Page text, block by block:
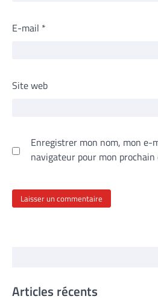
E-mail *
Site web
Enregistrer mon nom, mon e-
navigateur pour mon
Articles récents